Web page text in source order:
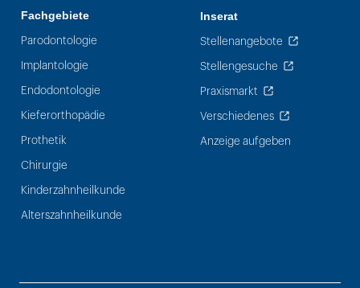
Fachgebiete
Parodontologie
Implantologie
Endodontologie
Kieferorthopädie
Prothetik
Chirurgie
Kinderzahnheilkunde
Alterszahnheilkunde
Inserat
Stellenangebote
Stellengesuche
Praxismarkt
Verschiedenes
Anzeige aufgeben